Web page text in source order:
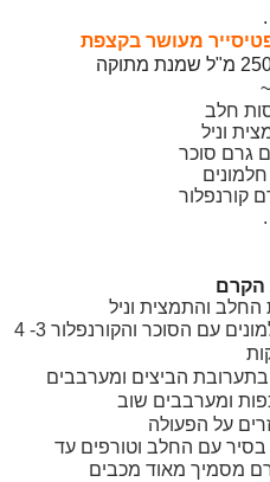
.
מעושר בקצפת
~
חלב
וניל
גרם סוכר
קורנפלור
.
הקרם
החלב והתמצית וניל
החלמונים עם הסוכר והקורנפלור 3- 4
הביצים ומערבבים
ומערבבים שוב
עם החלב וטורפים עד